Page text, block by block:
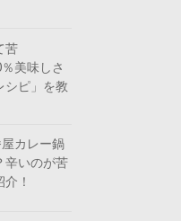
苦
美味しさ
シピ」を教
カレー鍋
辛いのが苦
！